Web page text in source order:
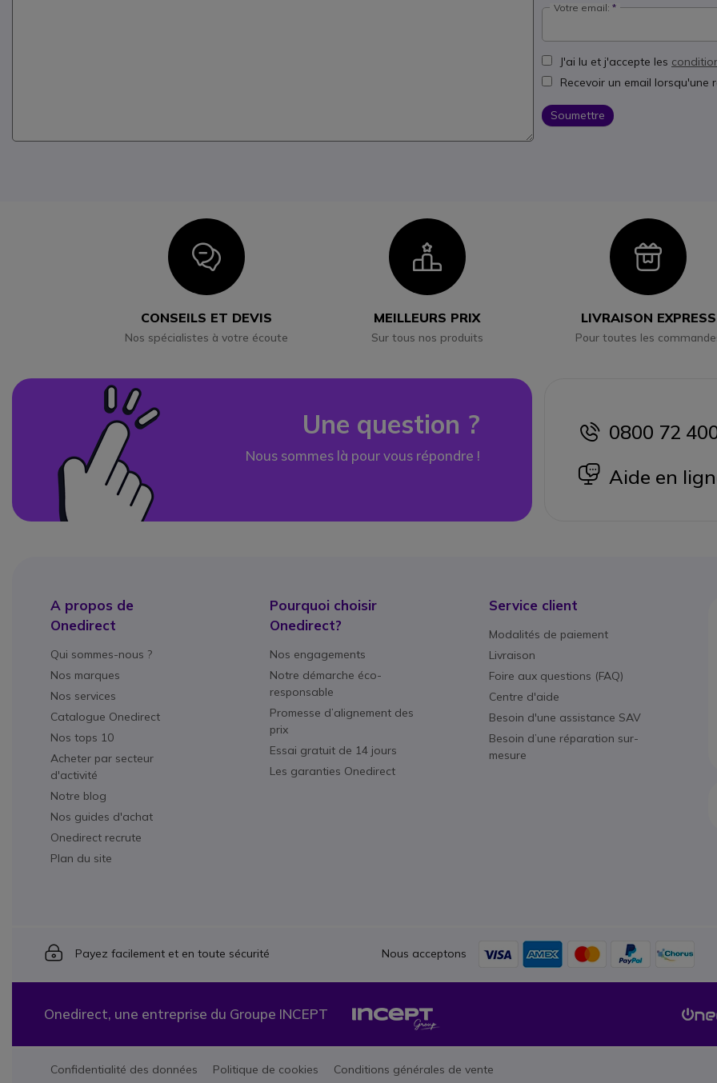
Votre email:
J'ai lu et j'accepte les
Recevoir un email lorsqu'une
Soumettre
Icon
CONSEILS ET DEVIS
Nos spécialistes à votre écoute
Icon
MEILLEURS PRIX
Sur tous nos produits
Icon
LIVRAISON EXPRESS
Pour toutes les
Une question ?
Nous sommes là pour vous répondre !
icon
0800 72
icon
Aide en
A propos de
Onedirect
Qui sommes-nous ?
Nos marques
Nos services
Catalogue Onedirect
Nos tops 10
Acheter par secteur
d'activité
Notre blog
Nos guides d'achat
Onedirect recrute
Plan du site
Pourquoi choisir
Onedirect?
Nos engagements
Notre démarche éco-
responsable
Promesse d’alignement des
prix
Essai gratuit de 14 jours
Les garanties Onedirect
Service client
Modalités de paiement
Livraison
Foire aux questions (FAQ)
Centre d'aide
Besoin d'une assistance SAV
Besoin d’une réparation sur-
mesure
Icon
Payez facilement et en toute sécurité Nous acceptons
Onedirect, une entreprise du Groupe INCEPT
Confidentialité des données Politique de cookies Conditions générales de vente